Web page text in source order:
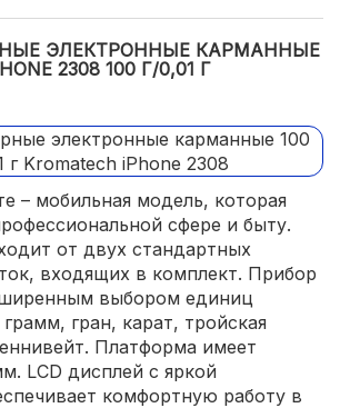
ЭЛЕКТРОННЫЕ КАРМАННЫЕ
2308 100 Г/0,01 Г
– мобильная модель, которая
сфере и быту.
от двух стандартных
входящих в комплект. Прибор
выбором единиц
гран, карат, тройская
Платформа имеет
LCD дисплей с яркой
комфортную работу в